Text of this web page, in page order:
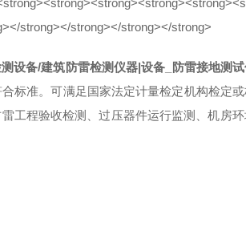
设备/建筑防雷检测仪器|设备_防雷接地测
标准。可满足国家法定计量检定机构检定
工程验收检测、过压器件运行监测、机房环